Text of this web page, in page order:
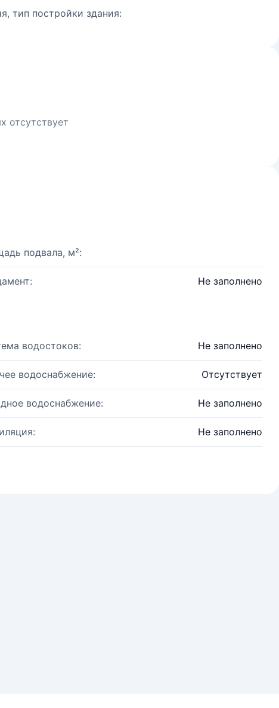
тип постройки здания:
отсутствует
подвала, м²:
Не заполнено
водостоков: Не заполнено
водоснабжение: Отсутствует
водоснабжение: Не заполнено
Не заполнено